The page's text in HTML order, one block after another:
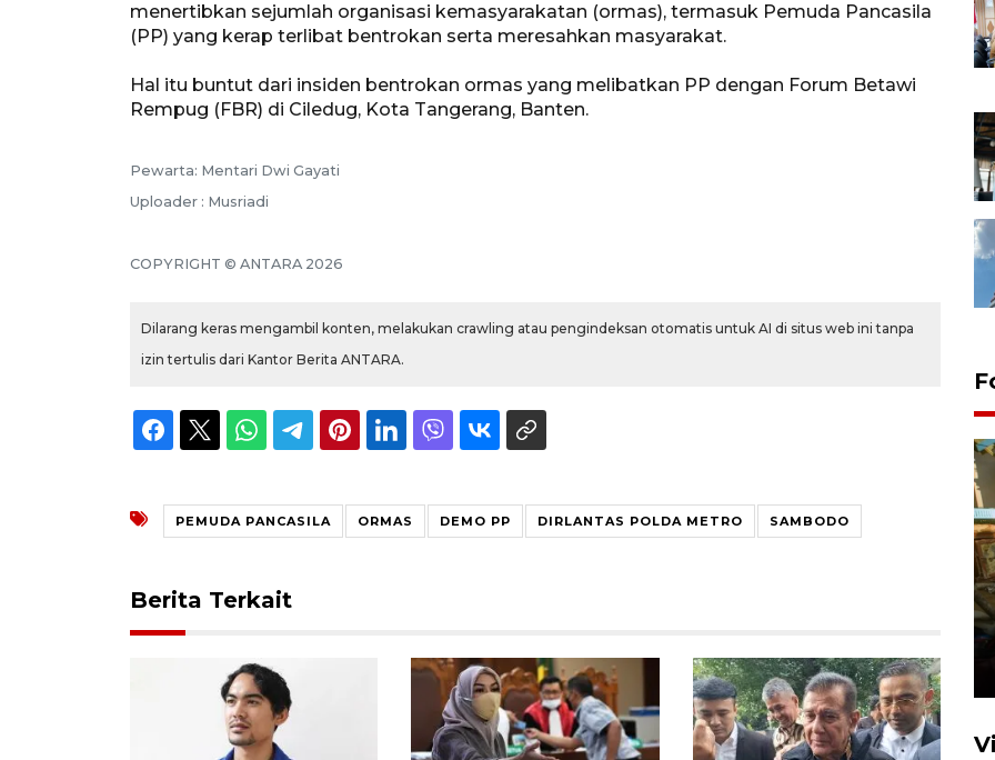
menertibkan sejumlah organisasi kemasyarakatan (ormas), termasuk Pemuda Pancasila
(PP) yang kerap terlibat bentrokan serta meresahkan masyarakat.
Hal itu buntut dari insiden bentrokan ormas yang melibatkan PP dengan Forum Betawi
Rempug (FBR) di Ciledug, Kota Tangerang, Banten.
Pewarta: Mentari Dwi Gayati
Uploader : Musriadi
COPYRIGHT © ANTARA 2026
Dilarang keras mengambil konten, melakukan crawling atau pengindeksan otomatis untuk AI di situs web ini tanpa
izin tertulis dari Kantor Berita ANTARA.
PEMUDA PANCASILA ORMAS DEMO PP DIRLANTAS POLDA METRO SAMBODO
Berita Terkait
15 Juli 2026 14:05